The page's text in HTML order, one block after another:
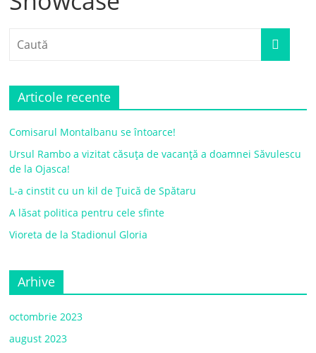
Articole recente
Comisarul Montalbanu se întoarce!
Ursul Rambo a vizitat căsuța de vacanță a doamnei Săvulescu
de la Ojasca!
L-a cinstit cu un kil de Țuică de Spătaru
A lăsat politica pentru cele sfinte
Vioreta de la Stadionul Gloria
Arhive
octombrie 2023
august 2023